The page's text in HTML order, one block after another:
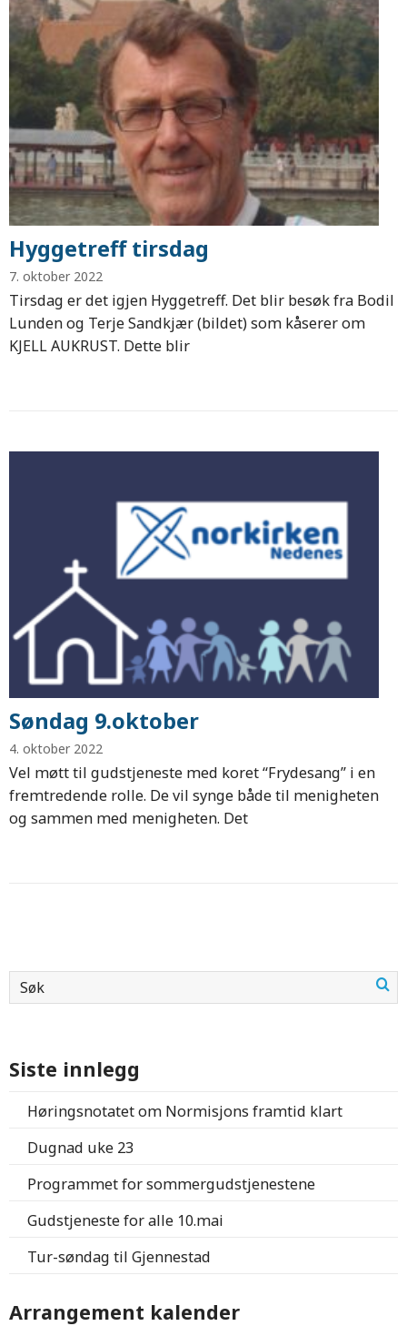
Hyggetreff tirsdag
7. oktober 2022
Tirsdag er det igjen Hyggetreff. Det blir besøk fra Bodil
Lunden og Terje Sandkjær (bildet) som kåserer om
KJELL AUKRUST. Dette blir
Søndag 9.oktober
4. oktober 2022
Vel møtt til gudstjeneste med koret “Frydesang” i en
fremtredende rolle. De vil synge både til menigheten
og sammen med menigheten. Det
Siste innlegg
Høringsnotatet om Normisjons framtid klart
Dugnad uke 23
Programmet for sommergudstjenestene
Gudstjeneste for alle 10.mai
Tur-søndag til Gjennestad
Arrangement kalender